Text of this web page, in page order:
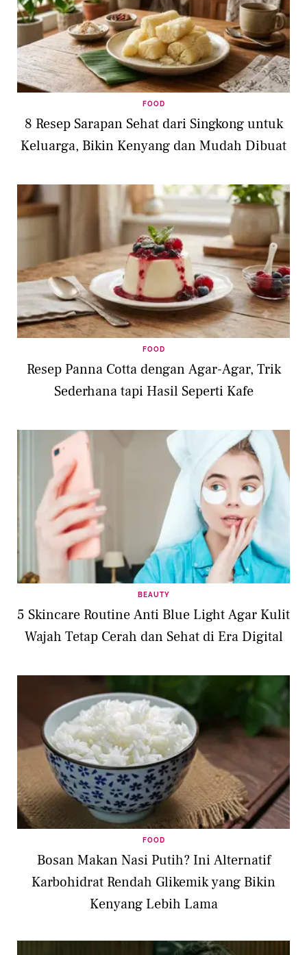
FOOD
8 Resep Sarapan Sehat dari Singkong untuk
Keluarga, Bikin Kenyang dan Mudah Dibuat
FOOD
Resep Panna Cotta dengan Agar-Agar, Trik
Sederhana tapi Hasil Seperti Kafe
BEAUTY
5 Skincare Routine Anti Blue Light Agar Kulit
Wajah Tetap Cerah dan Sehat di Era Digital
FOOD
Bosan Makan Nasi Putih? Ini Alternatif
Karbohidrat Rendah Glikemik yang Bikin
Kenyang Lebih Lama